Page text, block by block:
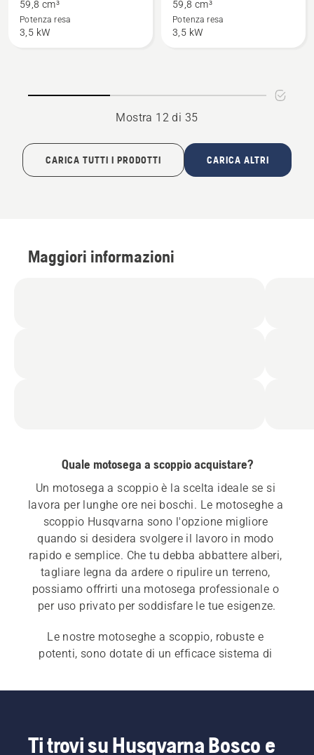
560 XP®
Mark
59,8 cm³
Potenza resa
3,5 kW
560 XP®
59,8 cm³
Potenza resa
3,5 kW
Mostra 12 di 35
CARICA TUTTI I PRODOTTI CARICA ALTRI
Maggiori informazioni
Quale motosega a scoppio acquistare?
Un motosega a scoppio è la scelta ideale se si
lavora per lunghe ore nei boschi. Le motoseghe a
scoppio Husqvarna sono l'opzione migliore
quando si desidera svolgere il lavoro in modo
rapido e semplice. Che tu debba abbattere alberi,
tagliare legna da ardere o ripulire un terreno,
possiamo offrirti una motosega professionale o
per uso privato per soddisfare le tue esigenze.
Le nostre motoseghe a scoppio, robuste e
potenti, sono dotate di un efficace sistema di
consente di lavorare in modo confortevole ed
che riduce l'usura e aumenta il tempo di
Ti trovi su Husqvarna Bosco e